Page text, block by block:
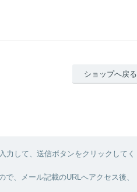
ショップへ戻る
力して、送信ボタンをクリックしてく
、メール記載のURLへアクセス後、